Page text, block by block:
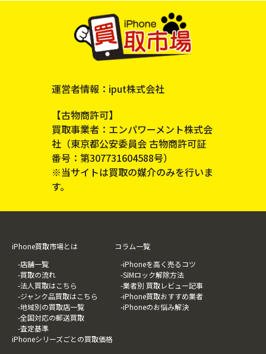
iPhone買取市場とは
-店舗一覧
-買取の流れ
-法人買取はこちら
-ジャンク品買取はこちら
-地域別の買取店一覧
-全国対応の郵送買取
-査定基準
コラム一覧
-iPhoneを高く売るコツ
-SIMロック解除方法
-業者別 買取レビュー記事
-iPhone買取おすすめ業者
-iPhoneのお悩み解決
iPhoneシリーズごとの買取価格
運営者情報：iput株式会社
【古物商許可】
買取事業者：エンパワーメント株式会
社（東京都公安委員会 古物商許可証
番号：第307731604588号）
※当サイトは買取の媒介のみを行いま
す。